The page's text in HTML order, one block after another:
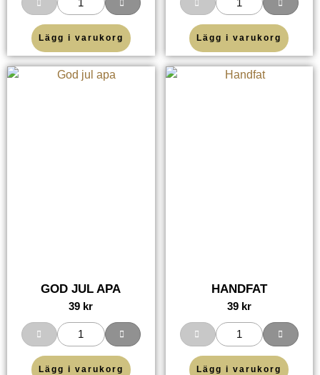
Lägg i varukorg Lägg i varukorg
GOD JUL APA
39 kr
Lägg i varukorg
HANDFAT
39 kr
Lägg i varukorg